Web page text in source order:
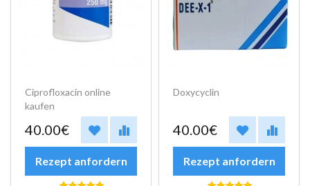
Ciprofloxacin online
kaufen
40.00€
Rezept anfordern
Doxycyclin
40.00€
Rezept anfordern